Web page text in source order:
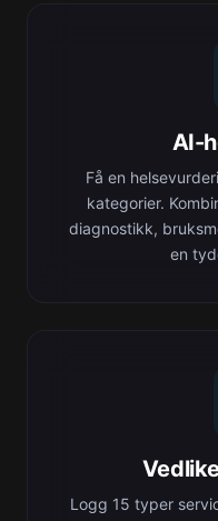
AI-
Få en
kategorier.
diagnostikk,
en
Logg 15 typer